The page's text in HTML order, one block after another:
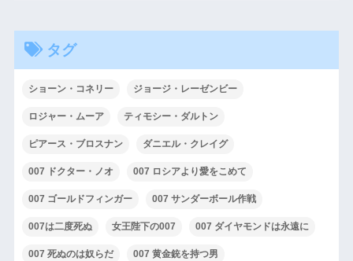
タグ
ショーン・コネリー ジョージ・レーゼンビー
ロジャー・ムーア ティモシー・ダルトン
ピアース・ブロスナン ダニエル・クレイグ
007 ドクター・ノオ 007 ロシアより愛をこめて
007 ゴールドフィンガー 007 サンダーボール作戦
007は二度死ぬ 女王陛下の007 007 ダイヤモンドは永遠に
007 死ぬのは奴らだ 007 黄金銃を持つ男